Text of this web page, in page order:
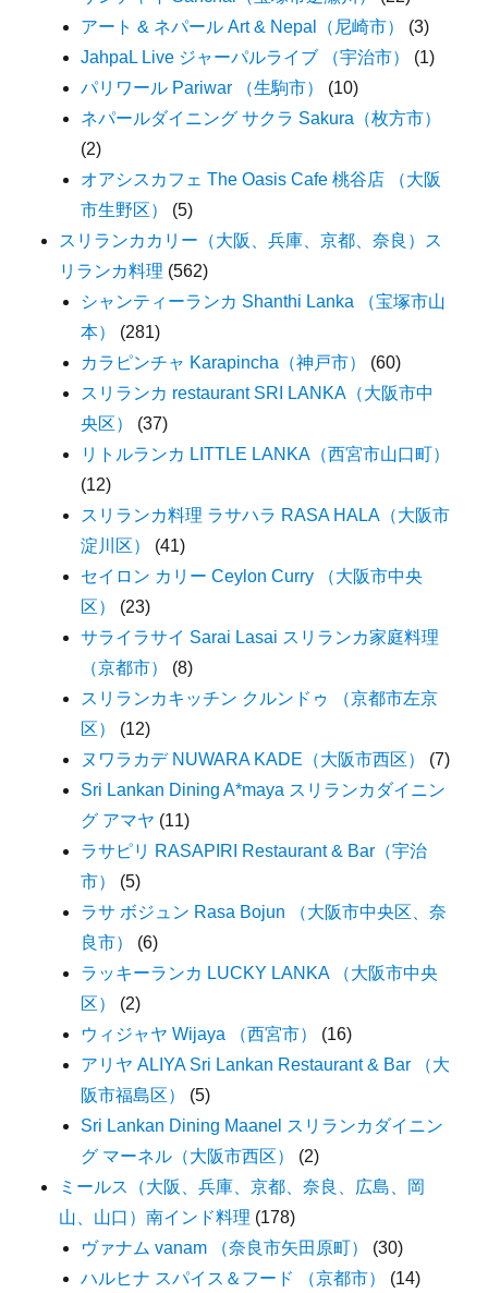
アート & ネパール Art & Nepal（尼崎市）
(3)
JahpaL Live ジャーパルライブ （宇治市）
(1)
パリワール Pariwar （生駒市）
(10)
ネパールダイニング サクラ Sakura（枚方市）
(2)
オアシスカフェ The Oasis Cafe 桃谷店 （大阪
市生野区）
(5)
スリランカカリー（大阪、兵庫、京都、奈良）ス
リランカ料理 (562)
シャンティーランカ Shanthi Lanka （宝塚市山
本）
(281)
カラピンチャ Karapincha（神戸市）
(60)
スリランカ restaurant SRI LANKA（大阪市中
央区）
(37)
リトルランカ LITTLE LANKA（西宮市山口町）
(12)
スリランカ料理 ラサハラ RASA HALA（大阪市
淀川区）
(41)
セイロン カリー Ceylon Curry （大阪市中央
区）
(23)
サライラサイ Sarai Lasai スリランカ家庭料理
（京都市）
(8)
スリランカキッチン クルンドゥ （京都市左京
区）
(12)
ヌワラカデ NUWARA KADE（大阪市西区）
(7)
Sri Lankan Dining A*maya スリランカダイニン
グ アマヤ (11)
ラサピリ RASAPIRI Restaurant & Bar（宇治
市）
(5)
ラサ ボジュン Rasa Bojun （大阪市中央区、奈
良市）
(6)
ラッキーランカ LUCKY LANKA （大阪市中央
区）
(2)
ウィジャヤ Wijaya （西宮市）
(16)
アリヤ ALIYA Sri Lankan Restaurant & Bar （大
阪市福島区）
(5)
Sri Lankan Dining Maanel スリランカダイニン
グ マーネル（大阪市西区）
(2)
ミールス（大阪、兵庫、京都、奈良、広島、岡
山、山口）南インド料理 (178)
ヴァナム vanam （奈良市矢田原町）
(30)
ハルヒナ スパイス＆フード （京都市）
(14)